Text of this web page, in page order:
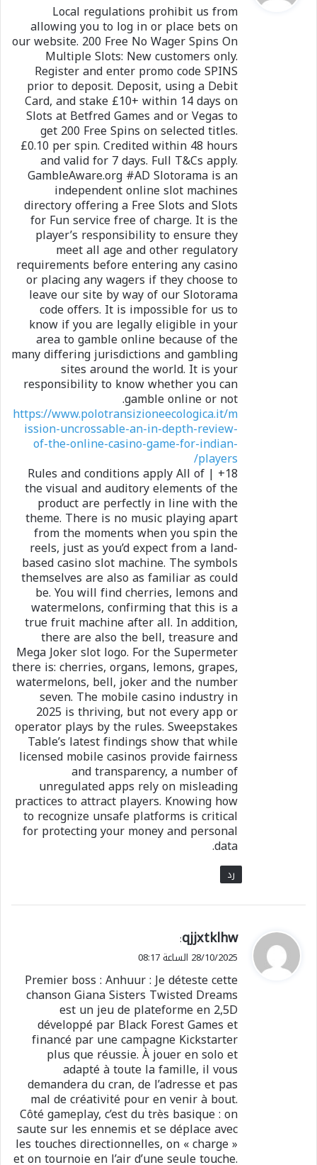
ل
Local regulations prohibit us from
allowing you to log in or place bets on
our website. 200 Free No Wager Spins On
Multiple Slots: New customers only.
Register and enter promo code SPINS
prior to deposit. Deposit, using a Debit
Card, and stake £10+ within 14 days on
Slots at Betfred Games and or Vegas to
get 200 Free Spins on selected titles.
£0.10 per spin. Credited within 48 hours
and valid for 7 days. Full T&Cs apply.
GambleAware.org #AD Slotorama is an
independent online slot machines
directory offering a Free Slots and Slots
for Fun service free of charge. It is the
player’s responsibility to ensure they
meet all age and other regulatory
requirements before entering any casino
or placing any wagers if they choose to
leave our site by way of our Slotorama
code offers. It is impossible for us to
know if you are legally eligible in your
area to gamble online because of the
many differing jurisdictions and gambling
sites around the world. It is your
responsibility to know whether you can
gamble online or not.
https://www.polotransizioneecologica.it/m
ission-uncrossable-an-in-depth-review-
of-the-online-casino-game-for-indian-
players/
18+ | Rules and conditions apply All of
the visual and auditory elements of the
product are perfectly in line with the
theme. There is no music playing apart
from the moments when you spin the
reels, just as you’d expect from a land-
based casino slot machine. The symbols
themselves are also as familiar as could
be. You will find cherries, lemons and
watermelons, confirming that this is a
true fruit machine after all. In addition,
there are also the bell, treasure and
Mega Joker slot logo. For the Supermeter
there is: cherries, organs, lemons, grapes,
watermelons, bell, joker and the number
seven. The mobile casino industry in
2025 is thriving, but not every app or
operator plays by the rules. Sweepstakes
Table’s latest findings show that while
licensed mobile casinos provide fairness
and transparency, a number of
unregulated apps rely on misleading
practices to attract players. Knowing how
to recognize unsafe platforms is critical
for protecting your money and personal
data.
رد
ي
ق
ل
qjjxtklhw
:
28/10/2025 الساعة 08:17
Premier boss : Anhuur : Je déteste cette
chanson Giana Sisters Twisted Dreams
est un jeu de plateforme en 2,5D
développé par Black Forest Games et
financé par une campagne Kickstarter
plus que réussie. À jouer en solo et
adapté à toute la famille, il vous
demandera du cran, de l’adresse et pas
mal de créativité pour en venir à bout.
Côté gameplay, c’est du très basique : on
saute sur les ennemis et se déplace avec
les touches directionnelles, on « charge »
et on tournoie en l’air d’une seule touche.